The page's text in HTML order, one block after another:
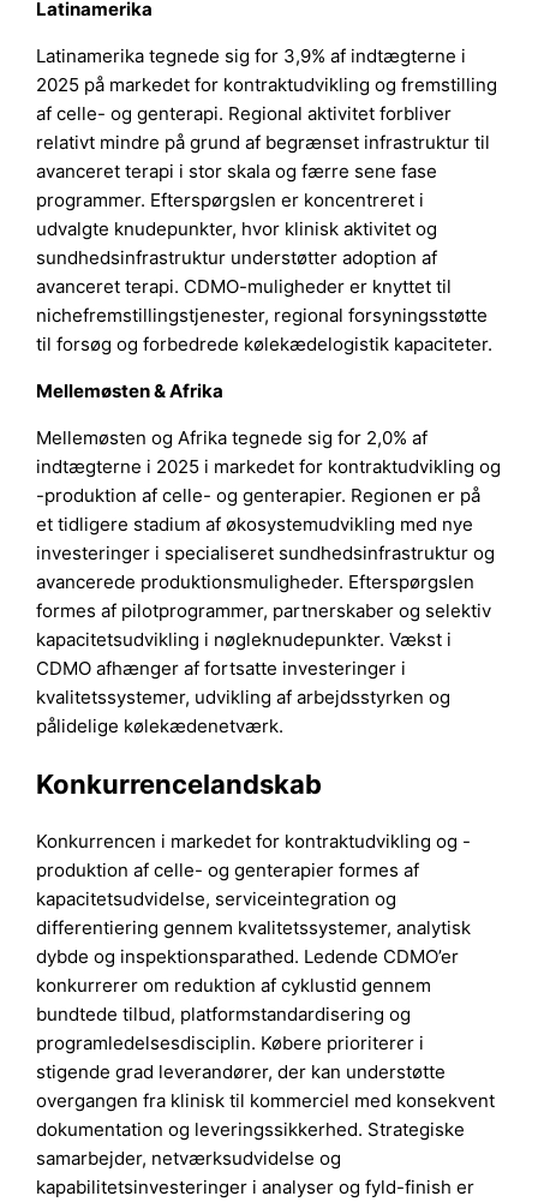
Latinamerika
Latinamerika tegnede sig for 3,9% af indtægterne i
2025 på markedet for kontraktudvikling og fremstilling
af celle- og genterapi. Regional aktivitet forbliver
relativt mindre på grund af begrænset infrastruktur til
avanceret terapi i stor skala og færre sene fase
programmer. Efterspørgslen er koncentreret i
udvalgte knudepunkter, hvor klinisk aktivitet og
sundhedsinfrastruktur understøtter adoption af
avanceret terapi. CDMO-muligheder er knyttet til
nichefremstillingstjenester, regional forsyningsstøtte
til forsøg og forbedrede kølekædelogistik kapaciteter.
Mellemøsten & Afrika
Mellemøsten og Afrika tegnede sig for 2,0% af
indtægterne i 2025 i markedet for kontraktudvikling og
-produktion af celle- og genterapier. Regionen er på
et tidligere stadium af økosystemudvikling med nye
investeringer i specialiseret sundhedsinfrastruktur og
avancerede produktionsmuligheder. Efterspørgslen
formes af pilotprogrammer, partnerskaber og selektiv
kapacitetsudvikling i nøgleknudepunkter. Vækst i
CDMO afhænger af fortsatte investeringer i
kvalitetssystemer, udvikling af arbejdsstyrken og
pålidelige kølekædenetværk.
Konkurrencelandskab
Konkurrencen i markedet for kontraktudvikling og -
produktion af celle- og genterapier formes af
kapacitetsudvidelse, serviceintegration og
differentiering gennem kvalitetssystemer, analytisk
dybde og inspektionsparathed. Ledende CDMO’er
konkurrerer om reduktion af cyklustid gennem
bundtede tilbud, platformstandardisering og
programledelsesdisciplin. Købere prioriterer i
stigende grad leverandører, der kan understøtte
overgangen fra klinisk til kommerciel med konsekvent
dokumentation og leveringssikkerhed. Strategiske
samarbejder, netværksudvidelse og
kapabilitetsinvesteringer i analyser og fyld-finish er